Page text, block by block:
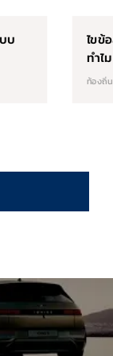
บ
ไขข้
ทำไ
ท้องถิ่น